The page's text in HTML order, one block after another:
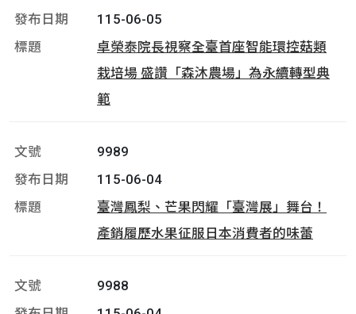
115-06-05
卓榮泰院長視察全臺首座智能環控菇類
栽培場 盛讚「森沐農場」為永續轉型典
範
9989
115-06-04
臺灣鳳梨、芒果閃耀「臺灣展」舞台！
產銷履歷水果征服日本消費者的味蕾
9988